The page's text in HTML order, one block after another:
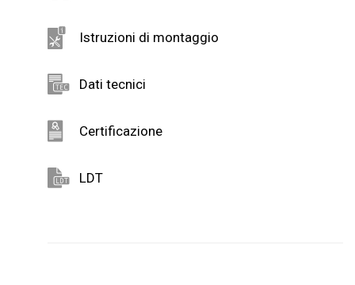
Istruzioni di montaggio
Dati tecnici
Certificazione
LDT